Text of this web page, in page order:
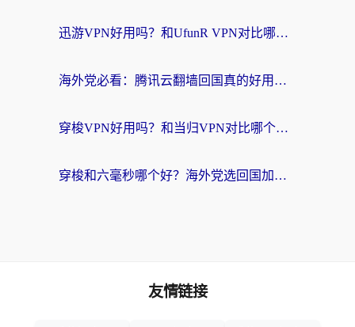
迅游VPN好用吗？和UfunR VPN对比哪个回国效果更好？海外党亲测避坑指南
海外党必看：腾讯云翻墙回国真的好用吗？+ 3步选对回国加速器指南
穿梭VPN好用吗？和当归VPN对比哪个回国效果更好？海外党亲测实用指南
穿梭和六毫秒哪个好？海外党选回国加速器的避坑指南，附番茄加速器实测
友情链接